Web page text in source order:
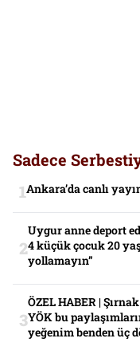
Sadece
Ankara’da canlı
Uygur anne deport
4 küçük çocuk 20
yollamayın”
ÖZEL HABER |
YÖK bu
yeğenim benden üç